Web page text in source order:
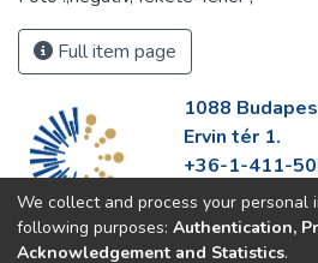
Full item page
1088
Ervin tér 1.
+36-1-411-
info@fszek.hu
https://
We collect and process your personal
following purposes: Authentication,
Acknowledgement and Statistics.